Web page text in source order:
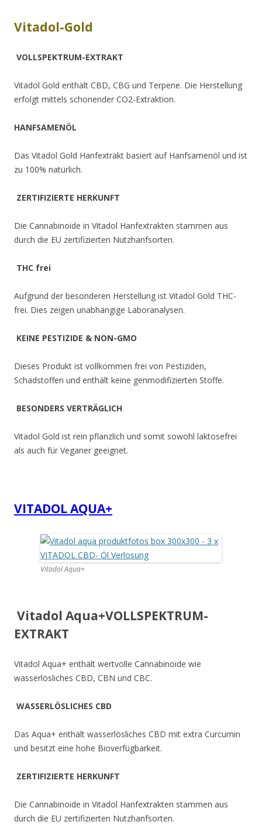
Vitadol-Gold
VOLLSPEKTRUM-EXTRAKT
Vitadol Gold enthält CBD, CBG und Terpene. Die Herstellung
erfolgt mittels schonender CO2-Extraktion.
HANFSAMENÖL
Das Vitadol Gold Hanfextrakt basiert auf Hanfsamenöl und ist
zu 100% natürlich.
ZERTIFIZIERTE HERKUNFT
Die Cannabinoide in Vitadol Hanfextrakten stammen aus
durch die EU zertifizierten Nutzhanfsorten.
THC frei
Aufgrund der besonderen Herstellung ist Vitadol Gold THC-
frei. Dies zeigen unabhängige Laboranalysen.
KEINE PESTIZIDE & NON-GMO
Dieses Produkt ist vollkommen frei von Pestiziden,
Schadstoffen und enthält keine genmodifizierten Stoffe.
BESONDERS VERTRÄGLICH
Vitadol Gold ist rein pflanzlich und somit sowohl laktosefrei
als auch für Veganer geeignet.
VITADOL AQUA+
Vitadol Aqua+
Vitadol Aqua+VOLLSPEKTRUM-
EXTRAKT
Vitadol Aqua+ enthält wertvolle Cannabinoide wie
wasserlösliches CBD, CBN und CBC.
WASSERLÖSLICHES CBD
Das Aqua+ enthält wasserlösliches CBD mit extra Curcumin
und besitzt eine hohe Bioverfügbarkeit.
ZERTIFIZIERTE HERKUNFT
Die Cannabinoide in Vitadol Hanfextrakten stammen aus
durch die EU zertifizierten Nutzhanfsorten.